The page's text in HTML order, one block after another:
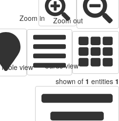
Zoom out
Zoom in
Cards view
Table view
1
shown of 1 entities